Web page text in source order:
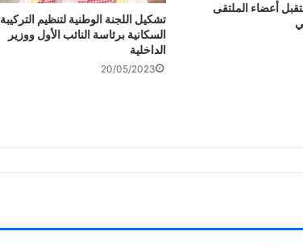
أعضاء الملتقى
تشكيل اللجنة الوطنية لتنظيم التركيبة
السكانية برئاسة النائب الأول ووزير
الداخلية
20/05/2023